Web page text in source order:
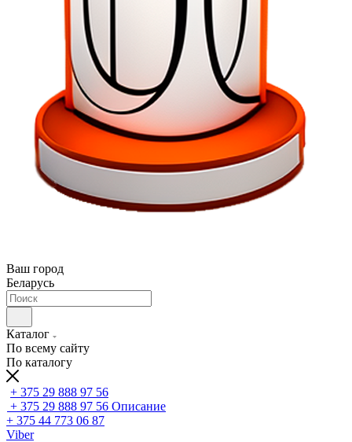
Ваш город
Беларусь
Каталог
По всему сайту
По каталогу
+ 375 29 888 97 56
+ 375 29 888 97 56 Описание
+ 375 44 773 06 87
Viber